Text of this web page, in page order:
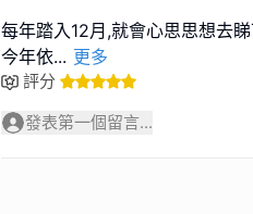
每年踏入12月,就會心思思想去
今年依... 更多
評分
發表第一個留言...